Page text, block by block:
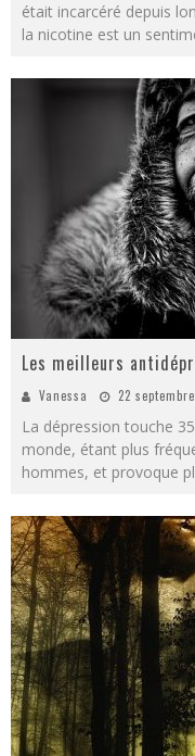
était incarcéré depuis
la nicotine est un
Les meilleurs
Vanessa 22
La dépression touche
monde, étant plus
hommes, et provoque